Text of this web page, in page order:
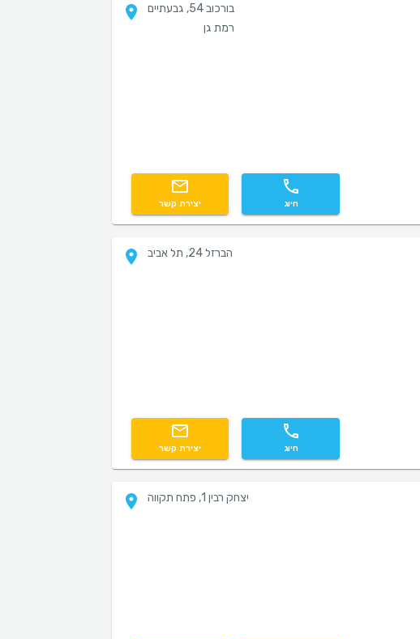
בורכוב 54, גבעתיים
רמת גן
חיוג יצירת קשר
הברזל 24, תל אביב
חיוג יצירת קשר
יצחק רבין 1, פתח תקווה